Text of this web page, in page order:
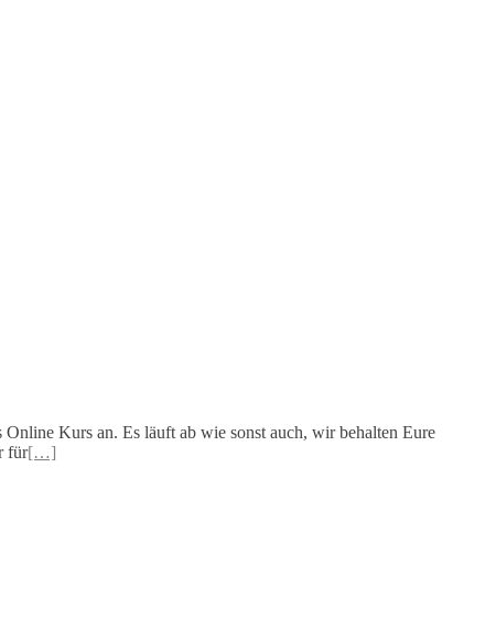
Kurs an. Es läuft ab wie sonst auch, wir behalten Eure
für[…]